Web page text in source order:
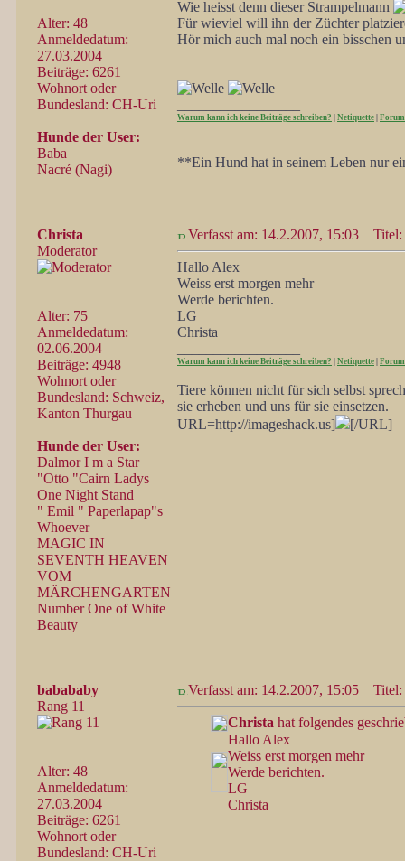
Alter: 48
Anmeldedatum:
27.03.2004
Beiträge: 6261
Wohnort oder
Bundesland: CH-Uri
Hunde der User:
Baba
Nacré (Nagi)
Wie heisst denn dieser Strampelmann
Für wieviel will ihn der Züchter
Hör mich auch mal noch ein bisschen
Warum kann ich keine Beiträge schreiben? Netiquette
**Ein Hund hat in seinem Leben nur
Christa
Moderator
Alter: 75
Anmeldedatum:
02.06.2004
Beiträge: 4948
Wohnort oder
Bundesland: Schweiz,
Kanton Thurgau
Hunde der User:
Dalmor I m a Star
"Otto "Cairn Ladys
One Night Stand
" Emil " Paperlapap"s
Whoever
MAGIC IN
SEVENTH HEAVEN
VOM
MÄRCHENGARTEN
Number One of White
Beauty
Verfasst am: 14.2.2007, 15:03 Titel:
Hallo Alex
Weiss erst morgen mehr
Werde berichten.
LG
Christa
Warum kann ich keine Beiträge schreiben? Netiquette
Tiere können nicht für sich selbst
sie erheben und uns für sie einsetzen.
URL=http://imageshack.us]
[/URL]
babababy
Rang 11
Alter: 48
Anmeldedatum:
27.03.2004
Beiträge: 6261
Wohnort oder
Bundesland: CH-Uri
Verfasst am: 14.2.2007, 15:05 Titel:
Christa hat folgendes
Hallo Alex
Weiss erst morgen mehr
Werde berichten.
LG
Christa